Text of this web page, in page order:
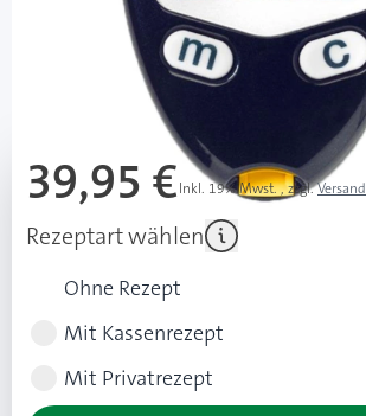
sofort verfügbar
Lieferzeit 1-3 Werktage
Mehr über das Produkt
39,95 €Inkl. 19% Mwst.,zzgl.Versand
Rezeptart wählen
Ohne Rezept
Mit Kassenrezept
Mit Privatrezept